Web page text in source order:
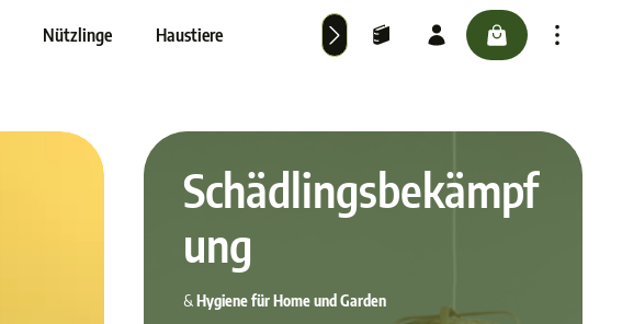
Nützlinge Haustiere
Schädlingsbekämpfung& Hygiene für Home und Garden
Schädlingsbekämpf
ung
&Hygiene für Home und Garden